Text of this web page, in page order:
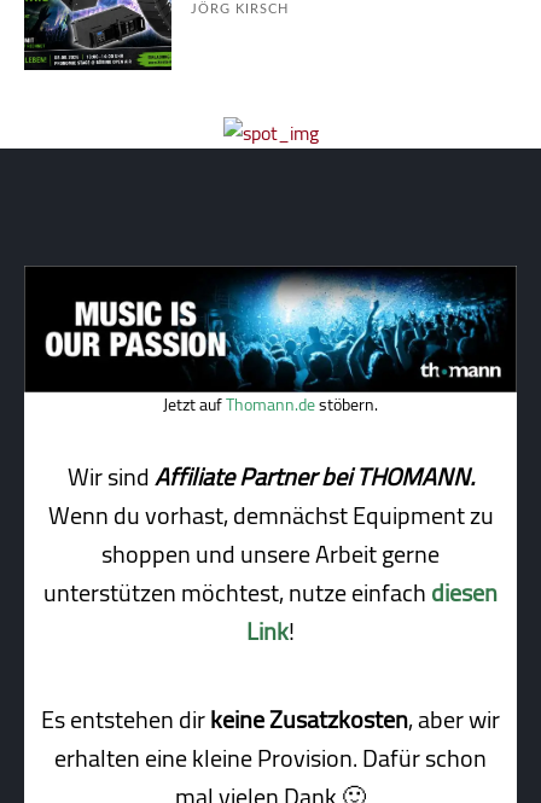
JÖRG KIRSCH
Jetzt aufThomann.destöbern.
Wir sindAffiliate Partner bei THOMANN.
Wenn du vorhast, demnächst Equipment zu
shoppen und unsere Arbeit gerne
unterstützen möchtest, nutze einfachdiesen
Link!
Es entstehen dirkeine Zusatzkosten, aber wir
erhalten eine kleine Pro­vi­sion. Dafür schon